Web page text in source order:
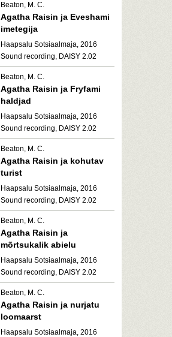
Beaton, M. C.
Agatha Raisin ja Eveshami
imetegija
Haapsalu Sotsiaalmaja, 2016
Sound recording, DAISY 2.02
Beaton, M. C.
Agatha Raisin ja Fryfami
haldjad
Haapsalu Sotsiaalmaja, 2016
Sound recording, DAISY 2.02
Beaton, M. C.
Agatha Raisin ja kohutav
turist
Haapsalu Sotsiaalmaja, 2016
Sound recording, DAISY 2.02
Beaton, M. C.
Agatha Raisin ja
mõrtsukalik abielu
Haapsalu Sotsiaalmaja, 2016
Sound recording, DAISY 2.02
Beaton, M. C.
Agatha Raisin ja nurjatu
loomaarst
Haapsalu Sotsiaalmaja, 2016